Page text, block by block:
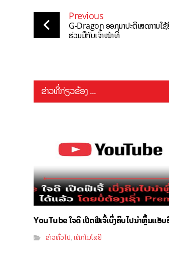
Previous
G-Dragon ອອກມາປະຕິເສດການໃ
ຮ່ວມມືກັບເຈົ້າໜ້າທີ່
ຂ່າວທີ່ກ່ຽວຂ້ອງ ...
YouTube ໃຈດີ ເປີດຟີເຈີ້ເບິ່ງຄິບໄປນຳຫຼິ້ນແອັ
ຂ່າວທົ່ວໄປ,ເທັກໂນໂລຢີ